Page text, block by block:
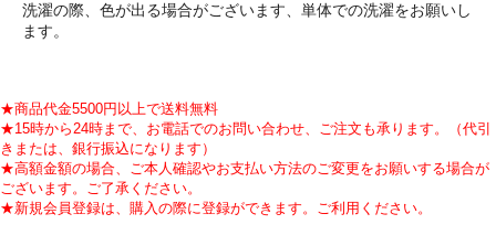
洗濯の際、色が出る場合がございます、単体での洗濯をお願いし
ます。
★商品代金5500円以上で送料無料
★15時から24時まで、お電話でのお問い合わせ、ご注文も承ります。（代引
きまたは、銀行振込になります）
★高額金額の場合、ご本人確認やお支払い方法のご変更をお願いする場合が
ございます。ご了承ください。
★新規会員登録は、購入の際に登録ができます。ご利用ください。